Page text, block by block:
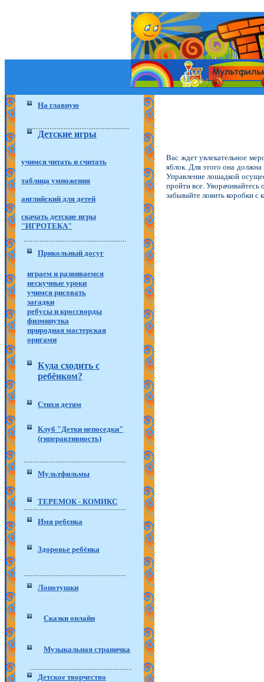
На главную
Детские игры
учимся читать и считать
таблица умножения
английский для детей
скачать детские игры
"ИГРОТЕКА"
Прикольный досуг
играем и развиваемся
нескучные уроки
учимся рисовать
загадки
ребусы и кроссворды
физминутка
природная мастерская
оригами
Куда сходить с
ребёнком?
Стихи детям
Клуб "Детки непоседки"
(гиперактивность)
Мультфильмы
ТЕРЕМОК - КОМИКС
Имя ребенка
Здоровье ребёнка
Лопотушки
Сказки онлайн
Музыкальная страничка
Детское творчество
Вас ждет увлекательное
яблок. Для этого она
Управление лошадкой
пройти все. Уворачивайтесь
забывайте ловить коробки